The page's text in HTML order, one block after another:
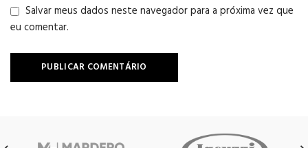
Salvar meus dados neste navegador para a próxima vez que
eu comentar.